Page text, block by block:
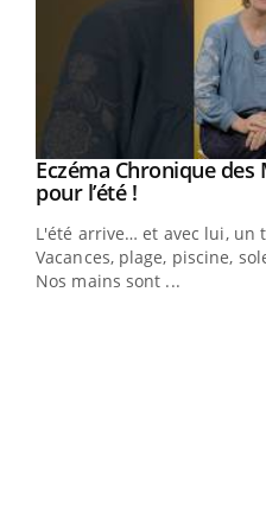
Youtube
Eczéma Chronique
pour l’été !Youtube
L'été arrive… et avec lui, un
Vacances, plage, piscine,
Nos mains sont ...